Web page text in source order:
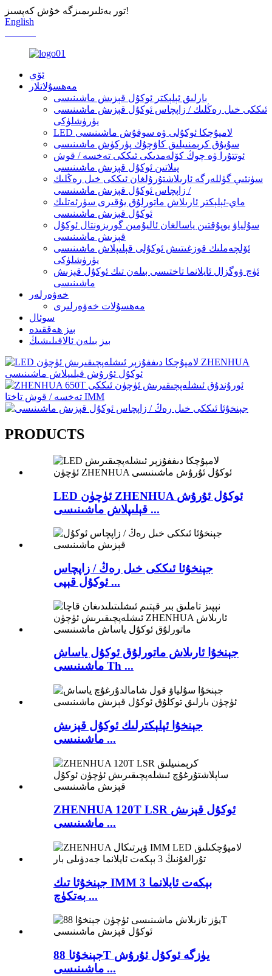
تور بەتلىرىمىزگە خۇش كەپسىز!
English
ئۆي
مەھسۇلاتلار
بارلىق ئېلېكتر ئوكۇل قېزىش ماشىنىسى
ئىككى خىل رەڭلىك / زاپچاس ئوكۇل قېزىش ماشىنىسى
يۈرۈشلۈكى
LED لامپۇچكا ئوكۇلى ۋە سوقۇش ماشىنىسى
سۇيۇق كرېمنىيلىق كاۋچۇك پۈركۈش ماشىنىسى
ئوتتۇرا ۋە چوڭ كۆلەمدىكى ئىككى تەخسە / قوش
پىلاتىن ئوكۇل قېزىش ماشىنىسى
سۈنئىي گۈللەرگە ئارىلاشتۇرۇلغان ئىككى خىل رەڭلىك
/ زاپچاس ئوكۇل قېزىش ماشىنىسى
ماي-ئېلېكتر ئارىلاش ماتورلۇق يۇقىرى سۈرئەتلىك
ئوكۇل قېزىش ماشىنىسى
سۇلياۋ يوپۇقتىن ياسالغان ئاليۇمىن گورىزونتال ئوكۇل
قېزىش ماشىنىسى
ئۆلچەملىك قوزغىتىش ئوكۇلى قېلىپلاش ماشىنىسى
يۈرۈشلۈكى
ئۈچ ۋوگزال ئايلانما تاختىسى بىلەن تىك ئوكۇل قېزىش
ماشىنىسى
خەۋەرلەر
مەھسۇلات خەۋەرلىرى
سوئال
بىز ھەققىدە
بىز بىلەن ئالاقىلىشىڭ
PRODUCTS
LED ئۈچۈن ZHENHUA ئوكۇل ئۇرۇش
قېلىپلاش ماشىنىسى ...
جېنخۇئا ئىككى خىل رەڭ / زاپچاس
ئوكۇل قېپى ...
جېنخۇا ئارىلاش ماتورلۇق ئوكۇل ياساش
ماشىنىسى Th ...
جېنخۇا ئېلېكترلىك ئوكۇل قېزىش
ماشىنىسى ...
ZHENHUA 120T LSR ئوكۇل قېزىش
ماشىنىسى ...
جېنخۇئا تىك IMM 3 بېكەت ئايلانما
بەتكۈچ ...
جېنخۇئا 88T يۈزگە ئوكۇل ئۇرۇش
ماشىنىسى ...